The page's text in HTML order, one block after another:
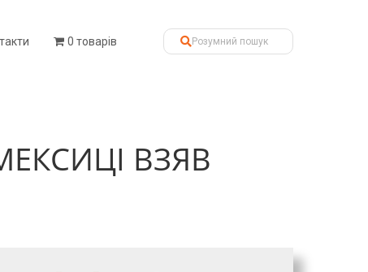
0 товарів
ВЗЯВ